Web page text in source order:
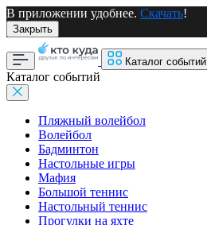
В приложении удобнее. Скачать!
Закрыть
Каталог событий
Каталог событий
Пляжный волейбол
Волейбол
Бадминтон
Настольные игры
Мафия
Большой теннис
Настольный теннис
Прогулки на яхте